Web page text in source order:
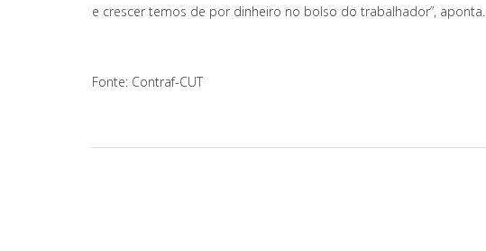
e crescer temos de por dinheiro no bolso do trabalhador”, aponta.
Fonte: Contraf-CUT